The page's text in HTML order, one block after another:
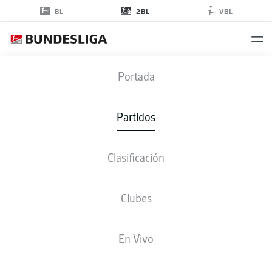
BL 2BL VBL
Portada
Partidos
Clasificación
Clubes
En Vivo
SVD - DSC
2 2
ALINEACIONES ESTADÍSTICAS